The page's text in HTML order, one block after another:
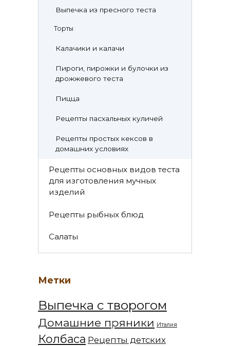
Выпечка из пресного теста
Торты
Калачики и калачи
Пироги, пирожки и булочки из
дрожжевого теста
Пицца
Рецепты пасхальных куличей
Рецепты простых кексов в
домашних условиях
Рецепты основных видов теста
для изготовления мучных
изделий
Рецепты рыбных блюд
Салаты
Метки
Выпечка с творогом
Домашние пряники Италия
Колбаса Рецепты детских